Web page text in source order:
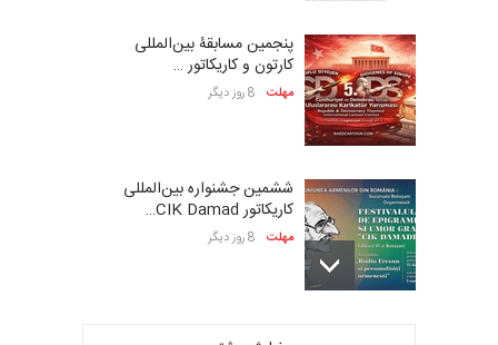
پنجمین مسابقۀ بین‌المللی
کارتون و کاریکاتور …
مهلت 8 روز دیگر
ششمین جشنواره بین‌المللی
کاریکاتور CIK Damad…
مهلت 8 روز دیگر
بیست و هشتمین مسابقه